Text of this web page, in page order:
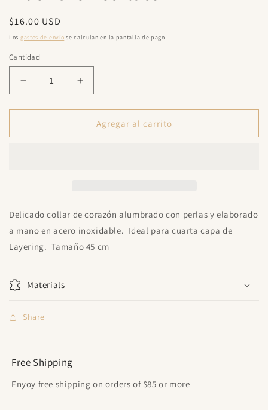
modal
Precio
habitual
$16.00 USD
Los gastos de envío se calculan en la pantalla de pago.
Cantidad
Reducir
cantidad
para
Love
Aumentar
cantidad
para
True
Love
Agregar al carrito
Delicado collar de corazón alumbrado con perlas y elaborado
a mano en acero inoxidable. Ideal para cuarta capa de
Layering. Tamaño 45 cm
Materials
Share
Free Shipping
Enyoy free shipping on orders of $85 or more